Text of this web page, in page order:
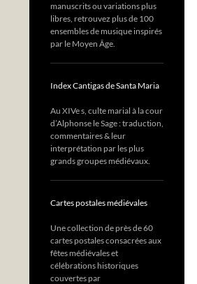
manuscrits ou variations plus
libres, retrouvez plus de 100
ensembles de musique inspirés
par le Moyen Âge.
Index Cantigas de Santa Maria
Au XIVe s, culte marial à la cour
d’Alphonse le Sage : traduction,
commentaires & leur
interprétation par les plus
grands groupes médiévaux.
Cartes postales médiévales
Une collection de près de 60
cartes postales consacrées aux
fêtes médiévales et
célébrations historiques
couvertes par